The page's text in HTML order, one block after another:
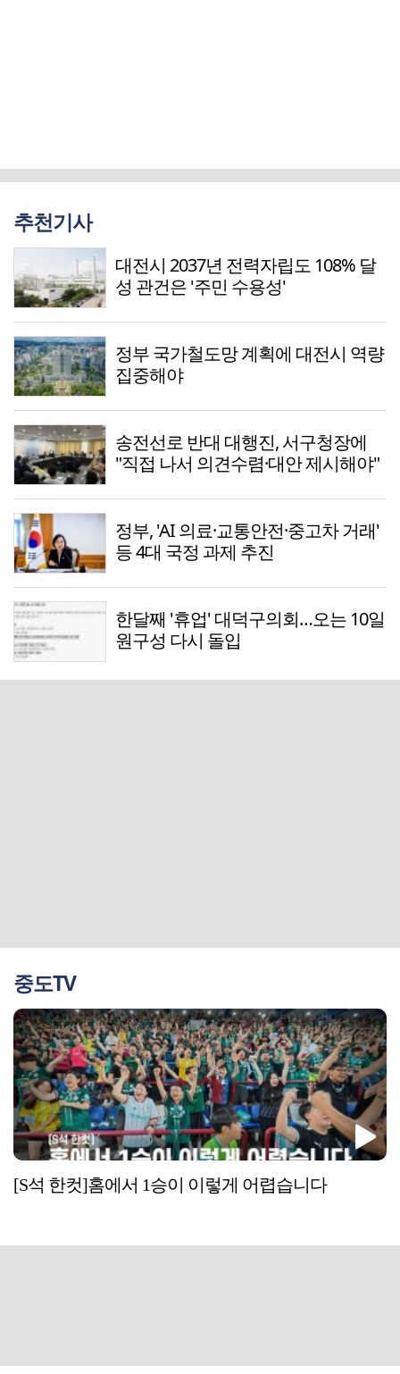
추천기사
대전시 2037년 전력자립도 108% 달
성 관건은 '주민 수용성'
정부 국가철도망 계획에 대전시 역량
집중해야
송전선로 반대 대행진, 서구청장에
"직접 나서 의견수렴·대안 제시해야"
정부, 'AI 의료·교통안전·중고차 거래'
등 4대 국정 과제 추진
한달째 '휴업' 대덕구의회…오는 10일
원구성 다시 돌입
중도TV
[S석 한컷]홈에서 1승이 이렇게 어렵습니다